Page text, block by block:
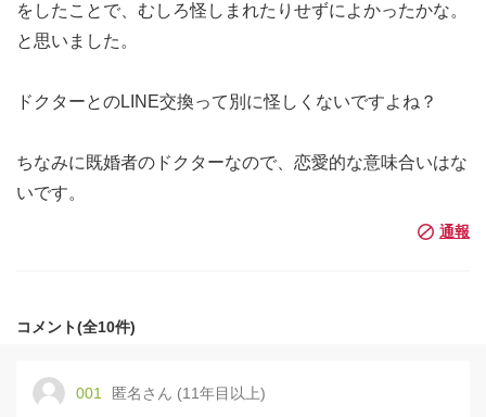
をしたことで、むしろ怪しまれたりせずによかったかな。
と思いました。
ドクターとのLINE交換って別に怪しくないですよね？
ちなみに既婚者のドクターなので、恋愛的な意味合いはな
いです。
コメント(全10件)
001 匿名さん (11年目以上)